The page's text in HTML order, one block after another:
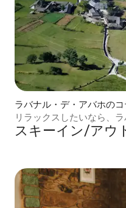
ラバナル・デ・アバホの
リラックスしたいなら、
スキーイン/アウ